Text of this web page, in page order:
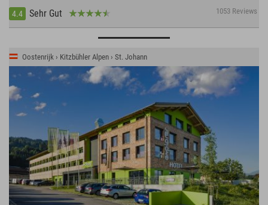
4.4
Sehr Gut 1053 Reviews
Oostenrijk › Kitzbühler Alpen › St. Johann